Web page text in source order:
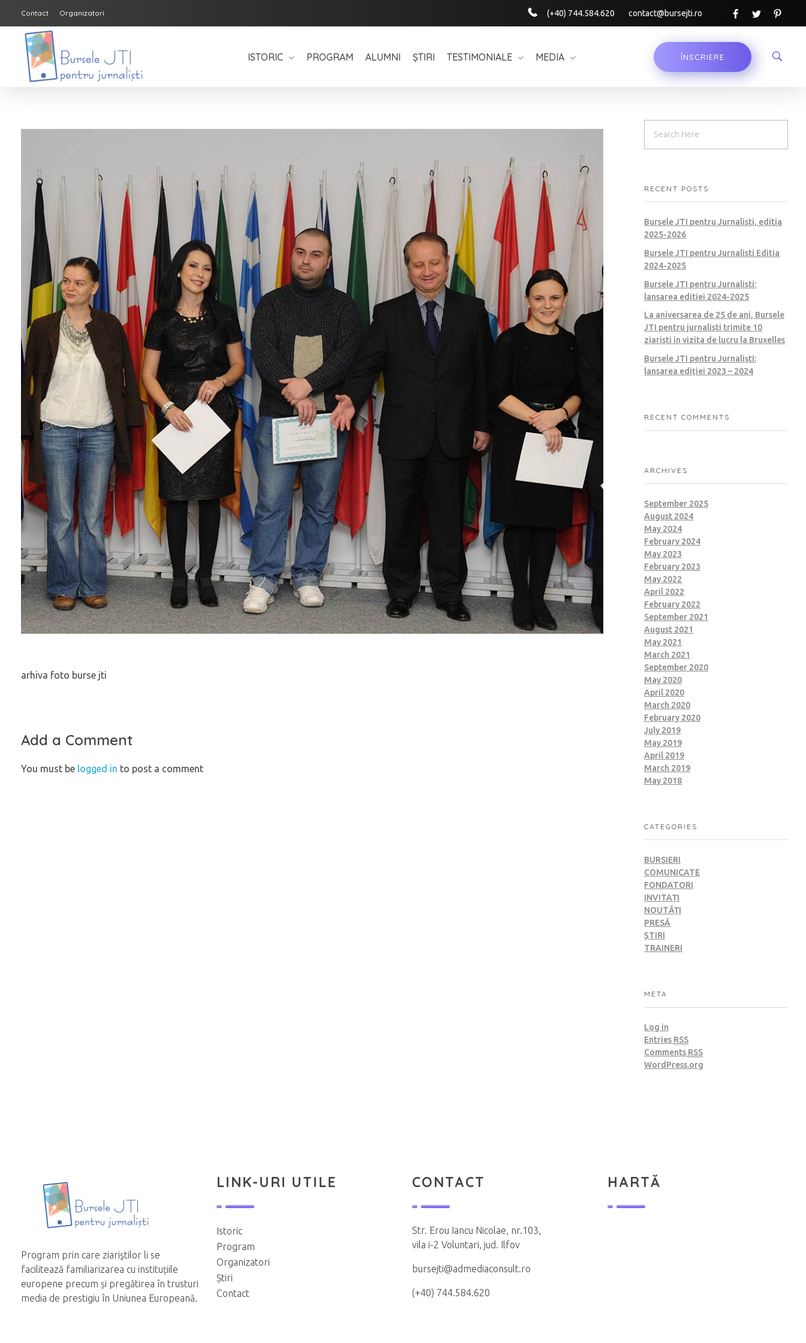
Contact Organizatori (+40) 744.584.620 contact@bursejti.ro
ÎNSCRIERE
ISTORIC PROGRAM ALUMNI ȘTIRI TESTIMONIALE MEDIA
arhiva foto burse jti
Add a Comment
You must be logged in to post a comment
RECENT POSTS
Bursele JTI pentru Jurnalisti, editia
2025-2026
Bursele JTI pentru Jurnalisti Editia
2024-2025
Bursele JTI pentru Jurnalisti:
lansarea editiei 2024-2025
La aniversarea de 25 de ani, Bursele
JTI pentru jurnalisti trimite 10
ziaristi in vizita de lucru la Bruxelles
Bursele JTI pentru Jurnaliști:
lansarea ediției 2023 – 2024
RECENT COMMENTS
ARCHIVES
September 2025
August 2024
May 2024
February 2024
May 2023
February 2023
May 2022
April 2022
February 2022
September 2021
August 2021
May 2021
March 2021
September 2020
May 2020
April 2020
March 2020
February 2020
July 2019
May 2019
April 2019
March 2019
May 2018
CATEGORIES
BURSIERI
COMUNICATE
FONDATORI
INVITAȚI
NOUTĂȚI
PRESĂ
ȘTIRI
TRAINERI
META
Log in
Entries RSS
Comments RSS
WordPress.org
Program prin care ziariştilor li se
facilitează familiarizarea cu instituțiile
europene precum și pregătirea în trusturi
media de prestigiu în Uniunea Europeană.
LINK-URI UTILE
Istoric
Program
Organizatori
Știri
Contact
CONTACT
Str. Erou Iancu Nicolae, nr.103,
vila i-2 Voluntari, jud. Ilfov
bursejti@admediaconsult.ro
(+40) 744.584.620
HARTĂ